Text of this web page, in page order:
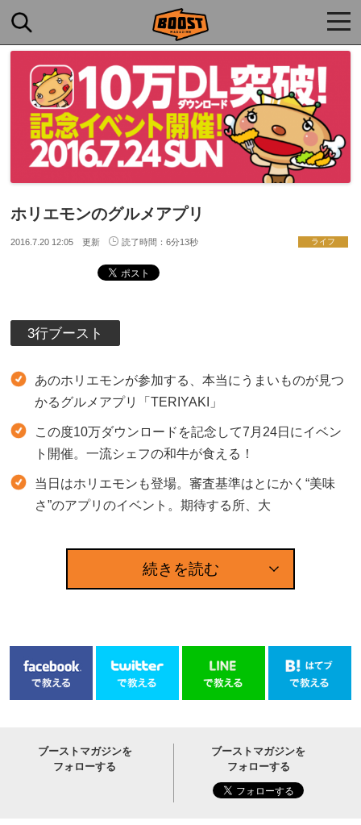
ホリエモンのグルメアプリ
2016.7.20 12:05 更新 読了時間：6分13秒 ライフ
3行ブースト
あのホリエモンが参加する、本当にうまいものが見つ
かるグルメアプリ「TERIYAKI」
この度10万ダウンロードを記念して7月24日にイベン
ト開催。一流シェフの和牛が食える！
当日はホリエモンも登場。審査基準はとにかく“美味
さ”のアプリのイベント。期待する所、大
続きを読む
ブーストマガジンを
フォローする
ブーストマガジンを
フォローする